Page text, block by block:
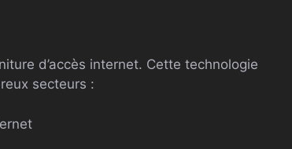
d’accès internet. Cette technologie
secteurs :